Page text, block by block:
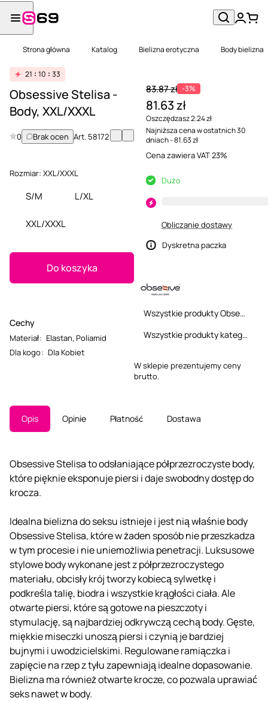
Strona główna Katalog Bielizna erotyczna Body bielizna
21 10 33
Obsessive Stelisa -
Body, XXL/XXXL
0 Brak ocen Art. 58172
Rozmiar: XXL/XXXL
S/M L/XL
XXL/XXXL
Do koszyka
Cechy
Materiał: Elastan, Poliamid
Dla kogo: Dla Kobiet
83.87 zł -3%
81.63 zł
Oszczędzasz 2.24 zł
Najniższa cena w ostatnich 30
dniach - 81.63 zł
Cena zawiera VAT 23%
Dużo
Obliczanie dostawy
Dyskretna paczka
Wszystkie produkty Obsessive
Wszystkie produkty kategorii
W sklepie prezentujemy ceny
brutto.
Opis Opinie Płatność Dostawa
Obsessive Stelisa to odsłaniające półprzezroczyste body,
które pięknie eksponuje piersi i daje swobodny dostęp do
krocza.
Idealna bielizna do seksu istnieje i jest nią właśnie body
Obsessive Stelisa, które w żaden sposób nie przeszkadza
w tym procesie i nie uniemożliwia penetracji. Luksusowe
stylowe body wykonane jest z półprzezroczystego
materiału, obcisły krój tworzy kobiecą sylwetkę i
podkreśla talię, biodra i wszystkie krągłości ciała. Ale
otwarte piersi, które są gotowe na pieszczoty i
stymulację, są najbardziej odkrywczą cechą body. Gęste,
miękkie miseczki unoszą piersi i czynią je bardziej
bujnymi i uwodzicielskimi. Regulowane ramiączka i
zapięcie na rzep z tyłu zapewniają idealne dopasowanie.
Bielizna ma również otwarte krocze, co pozwala uprawiać
seks nawet w body.